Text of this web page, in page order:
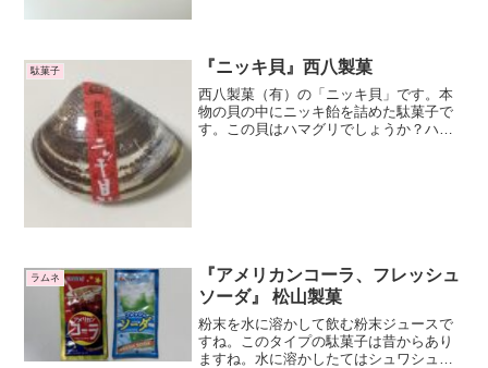
駄菓子 『ニッキ貝』西八製菓
西八製菓（有）の「ニッキ貝」です。本
物の貝の中にニッキ飴を詰めた駄菓子で
す。この貝はハマグリでしょうか？ハマ
ラムネ
『アメリカンコーラ、フレッシュ
ソーダ』 松山製菓
粉末を水に溶かして飲む粉末ジュースで
すね。このタイプの駄菓子は昔からあり
ますね。水に溶かしたてはシュワシュワ